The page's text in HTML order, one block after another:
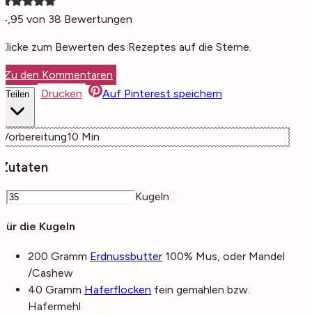
4,95 von 38 Bewertungen
Klicke zum Bewerten des Rezeptes auf die Sterne.
Zu den Kommentaren
Teilen Drucken Auf Pinterest speichern
Vorbereitung10 Minuten
Min
Zutaten
Kugeln
Für die Kugeln
200 Gramm Erdnussbutter 100% Mus, oder Mandel
/Cashew
40 Gramm Haferflocken fein gemahlen bzw.
Hafermehl